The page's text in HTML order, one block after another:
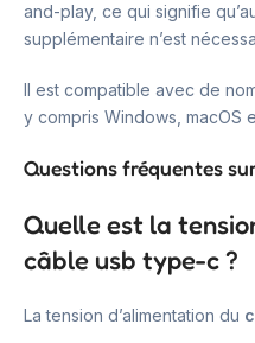
and-play, ce qui signifie
supplémentaire n’est
Il est compatible avec de
y compris Windows, macOS
Questions fréquentes
Quelle est la
câble usb type-c ?
La tension d’alimentation du